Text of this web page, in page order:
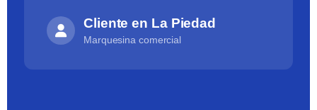
Cliente en La Piedad
Marquesina comercial